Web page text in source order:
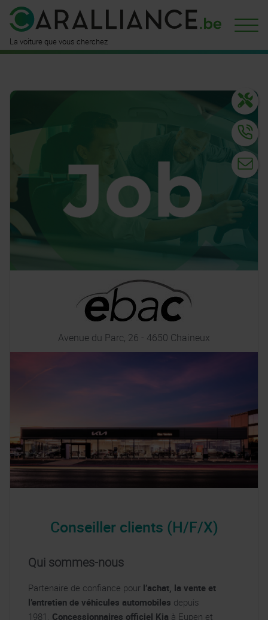
La voiture que vous cherchez
n'attendque vous
Avenue du Parc, 26 - 4650 Chaineux
Conseiller clients (H/F/X)
Qui sommes-nous
Partenaire de confiance pour l’achat, la vente et
l’entretien de véhicules automobiles depuis
1981. Concessionnaires officiel Kia à Eupen et